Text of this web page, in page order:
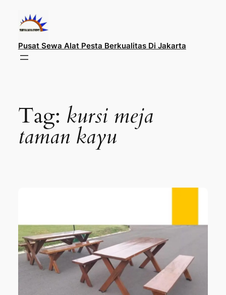
konten
Pusat Sewa Alat Pesta Berkualitas Di Jakarta
Tag: kursi meja
taman kayu